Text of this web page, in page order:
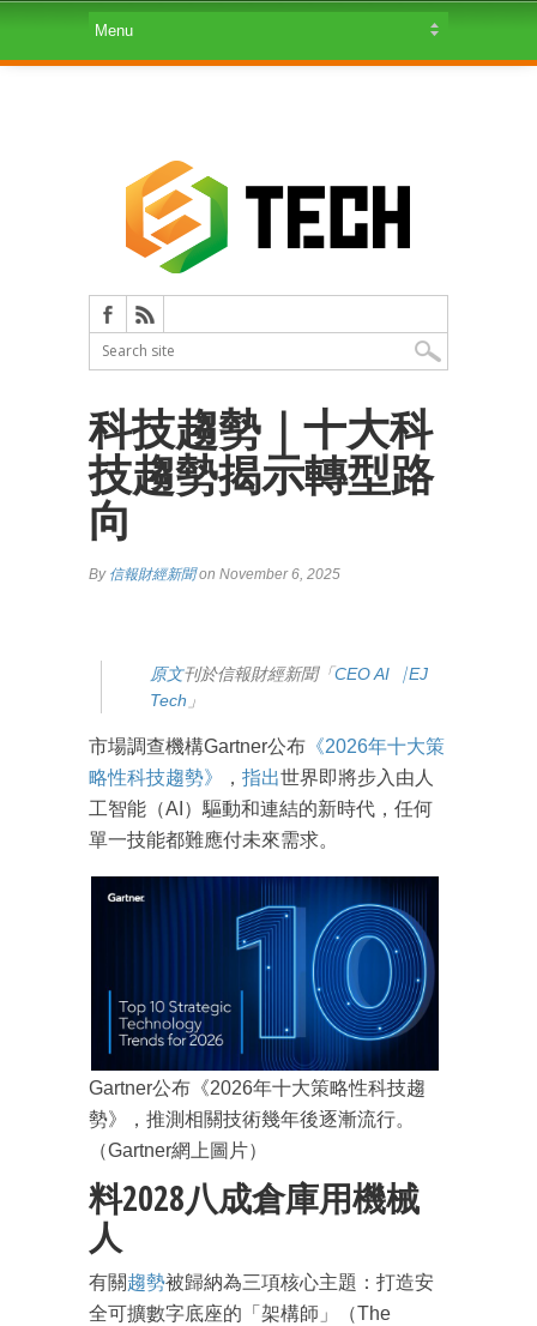
科技趨勢｜十大科
技趨勢揭示轉型路
向
By 信報財經新聞on November 6, 2025
原文刊於信報財經新聞「CEO AI⎹ EJ
Tech 」
市場調查機構Gartner公布 《2026年十大策
略性科技趨勢》
， 指出世界即將步入由人
工智能（AI）驅動和連結的新時代，任何
單一技能都難應付未來需求。
Gartner公布《2026年十大策略性科技趨
勢》，推測相關技術幾年後逐漸流行。
（Gartner網上圖片）
料2028八成倉庫用機械
人
有關趨勢被歸納為三項核心主題：打造安
全可擴數字底座的「架構師」（The